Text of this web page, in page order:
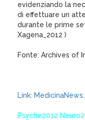
evidenziando la
di effettuare un
durante le prime
Xagena_2012 )
Fonte: Archives of
Link:
Psyche2012